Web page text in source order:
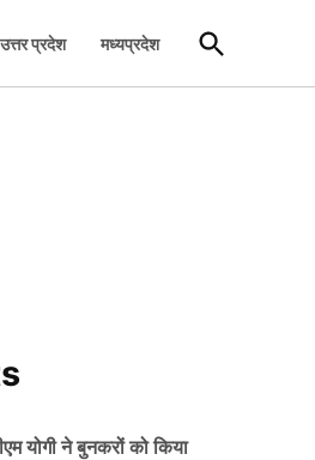
उत्तर प्रदेश मध्यप्रदेश
Open
Search
योगी ने बुनकरों को किया